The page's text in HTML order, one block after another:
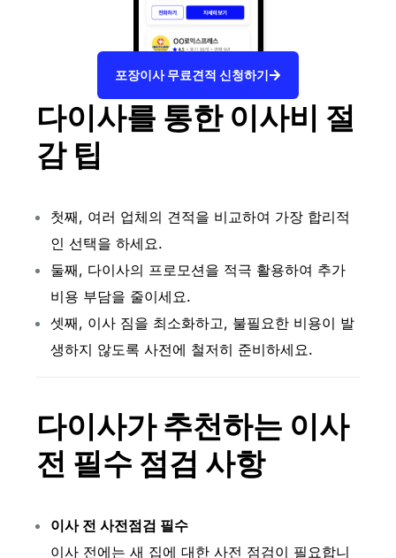
포장이사 무료견적 신청하기
다이사를 통한 이사비 절
감 팁
첫째, 여러 업체의 견적을 비교하여 가장 합리적
인 선택을 하세요.
둘째, 다이사의 프로모션을 적극 활용하여 추가
비용 부담을 줄이세요.
셋째, 이사 짐을 최소화하고, 불필요한 비용이 발
생하지 않도록 사전에 철저히 준비하세요.
다이사가 추천하는 이사
전 필수 점검 사항
이사 전 사전점검 필수
이사 전에는 새 집에 대한 사전 점검이 필요합니